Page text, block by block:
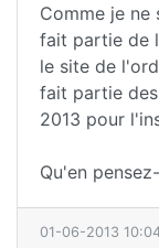
Comme je ne
fait partie de
le site de
fait partie
2013 pour
Qu'en
01-06-2013